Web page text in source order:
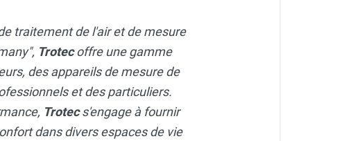
traitement de l'air et de mesure
Trotecoffre une gamme
des appareils de mesure de
et des particuliers.
Trotecs'engage à fournir
dans divers espaces de vie